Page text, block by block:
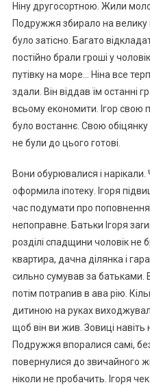
Ніну другосортною. Жили
Подружжя збирало на велику
було затісно. Багато
постійно брали гроші у
путівку на море… Ніна все
здали. Він віддав їм останні
всьому економити. Ігор свою
було востаннє. Свою обіцянку
не були до цього готові.
Вони обурювалися і нарікали.
оформила іпотеку. Ігоря
час подумати про поповнення
непоправне. Батьки Ігоря
розділі спадщини чоловік не
квартира, дачна ділянка і
сильно сумував за батьками.
потім потраnив в ава рію.
дитиною на руках
щоб він ви жив. Зовиці навіть
Подружжя впоралися самі,
повернулися до звичайного
ніколи не пробачить. Ігоря